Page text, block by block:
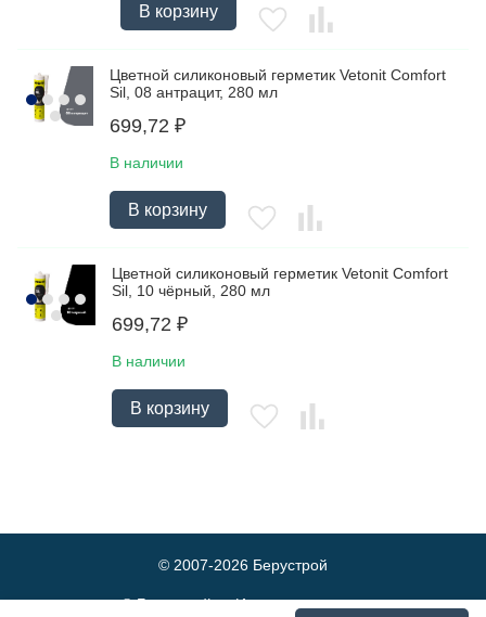
В корзину
Цветной силиконовый герметик Vetonit Comfort
Sil, 08 антрацит, 280 мл
699,72 ₽
В наличии
В корзину
Цветной силиконовый герметик Vetonit Comfort
Sil, 10 чёрный, 280 мл
699,72 ₽
В наличии
В корзину
© 2007-2026 Берустрой
© Берустрой — Интернет-магазин